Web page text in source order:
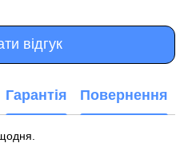
відгук
Гарантія Повернення